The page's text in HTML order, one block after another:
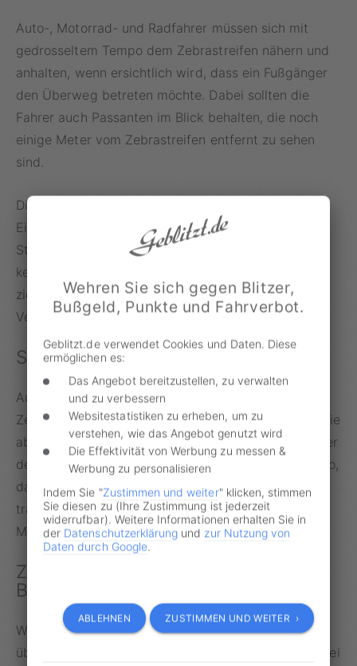
Auto-, Motorrad- und Radfahrer müssen sich mit
gedrosseltem Tempo dem Zebrastreifen nähern und
anhalten, wenn ersichtlich wird, dass ein Fußgänger
den Überweg betreten möchte. Dabei sollten die
Fahrer auch Passanten im Blick behalten, die noch
einige Meter vom Zebrastreifen entfernt zu sehen
sind.
Die Zebrasteifen-Regeln sind aber keine
Einbahnstraße: Auch Fußgänger müssen den
Straßenverkehr wachsam beobachten, um sich
keinem Risiko auszusetzen. Im Falle eines Unfalls
ziehen sie schließlich immer den Kürzeren im
Vergleich zum motorisierten Verkehrsteilnehmer.
Sonderfall Fahrradfahrer
Auch Radfahrende dürfen das Vorrecht eines
Zebrastreifens in Anspruch nehmen. Dafür müssen sie
aber rechtzeitig absteigen und ihr Bike schieben. Wer
dennoch in die Pedale tritt und dabei mit einem Auto,
das nicht mehr rechtzeitig bremsen kann, kollidiert,
trägt an den möglichen Folgen mindestens eine
Mitschuld.
Zebrastreifen-Verstöße mit
Bußgeldfolgen
Wenn ein Autofahrer sich weigert, den Fußgänger
über den Zebrastreifen passieren zu lassen und dabei
Wehren Sie sich gegen Blitzer,
Bußgeld, Punkte und Fahrverbot.
Geblitzt.de verwendet Cookies und Daten. Diese
ermöglichen es:
Das Angebot bereitzustellen, zu verwalten
und zu verbessern
Websitestatistiken zu erheben, um zu
verstehen, wie das Angebot genutzt wird
Die Effektivität von Werbung zu messen &
Werbung zu personalisieren
Indem Sie "Zustimmen und weiter" klicken, stimmen
Sie diesen zu (Ihre Zustimmung ist jederzeit
widerrufbar). Weitere Informationen erhalten Sie in
der Datenschutzerklärung und zur Nutzung von
Daten durch Google.
ABLEHNEN ZUSTIMMEN UND WEITER ›